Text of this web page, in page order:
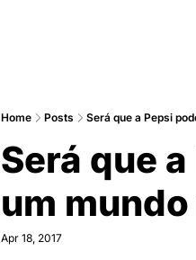
Home Posts Será que a Pepsi
Será que
um
Apr 18, 2017